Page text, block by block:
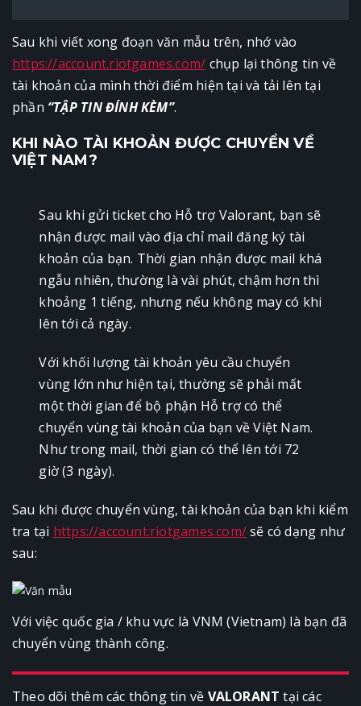
Sau khi viết xong đoạn văn mẫu trên, nhớ vào
https://account.riotgames.com/ chụp lại thông tin về
tài khoản của mình thời điểm hiện tại và tải lên tại
phần “TẬP TIN ĐÍNH KÈM”.
KHI NÀO TÀI KHOẢN ĐƯỢC CHUYỂN VỀ
VIỆT NAM?
Sau khi gửi ticket cho Hỗ trợ Valorant, bạn sẽ
nhận được mail vào địa chỉ mail đăng ký tài
khoản của bạn. Thời gian nhận được mail khá
ngẫu nhiên, thường là vài phút, chậm hơn thì
khoảng 1 tiếng, nhưng nếu không may có khi
lên tới cả ngày.
Với khối lượng tài khoản yêu cầu chuyển
vùng lớn như hiện tại, thường sẽ phải mất
một thời gian để bộ phận Hỗ trợ có thể
chuyển vùng tài khoản của bạn về Việt Nam.
Như trong mail, thời gian có thể lên tới 72
giờ (3 ngày).
Sau khi được chuyển vùng, tài khoản của bạn khi kiểm
tra tại https://account.riotgames.com/sẽ có dạng như
sau:
Với việc quốc gia / khu vực là VNM (Vietnam) là bạn đã
chuyển vùng thành công.
Theo dõi thêm các thông tin về VALORANT tại các